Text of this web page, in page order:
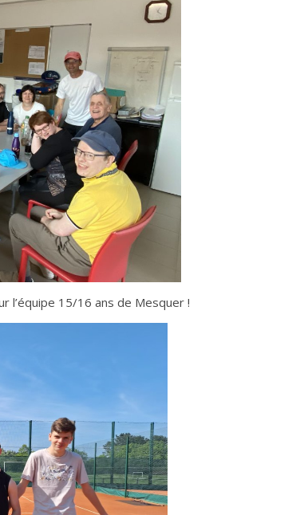
l’équipe 15/16 ans de Mesquer !